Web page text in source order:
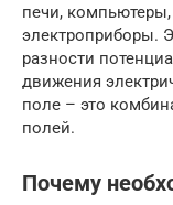
печи,
электроприборы.
разности
движения
поле – это
полей.
Почему